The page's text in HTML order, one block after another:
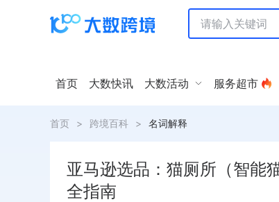
首页 大数快讯 大数活动 服务超市
首页 > 跨境百科 > 名词解释
亚马逊选品：猫厕所（智能
全指南